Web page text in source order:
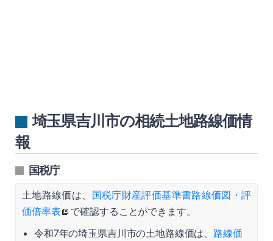
埼玉県吉川市の相続土地路線価情
報
国税庁
土地路線価は、 国税庁財産評価基準書路線価図・評
価倍率表
で確認することができます。
令和7年の埼玉県吉川市の土地路線価は、 路線価